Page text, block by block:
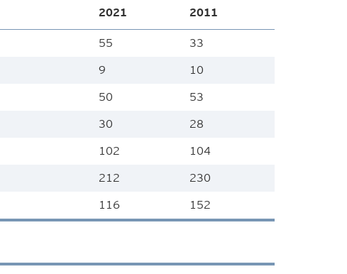
2021 2011
55
33
9
10
50
53
30
28
102
104
212
230
116 152